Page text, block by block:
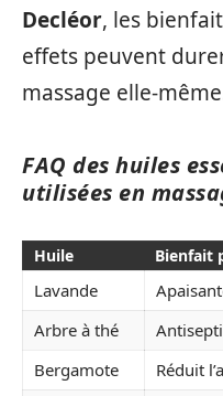
Decléor, les
effets peuvent
massage elle-
FAQ des huiles
utilisées en
Huile Bienfait
Lavande
Arbre à thé
Bergamote
Réduit